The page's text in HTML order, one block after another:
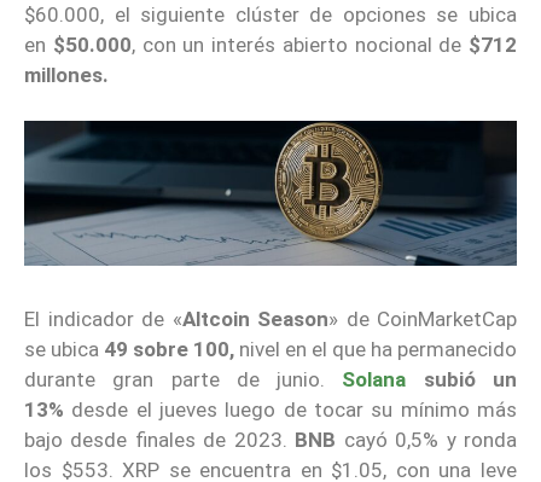
$60.000, el siguiente clúster de opciones se ubica
en $50.000, con un interés abierto nocional de $712
millones.
El indicador de «Altcoin Season» de CoinMarketCap
se ubica 49 sobre 100, nivel en el que ha permanecido
durante gran parte de junio. Solana subió un
13% desde el jueves luego de tocar su mínimo más
bajo desde finales de 2023. BNB cayó 0,5% y ronda
los $553. XRP se encuentra en $1.05, con una leve